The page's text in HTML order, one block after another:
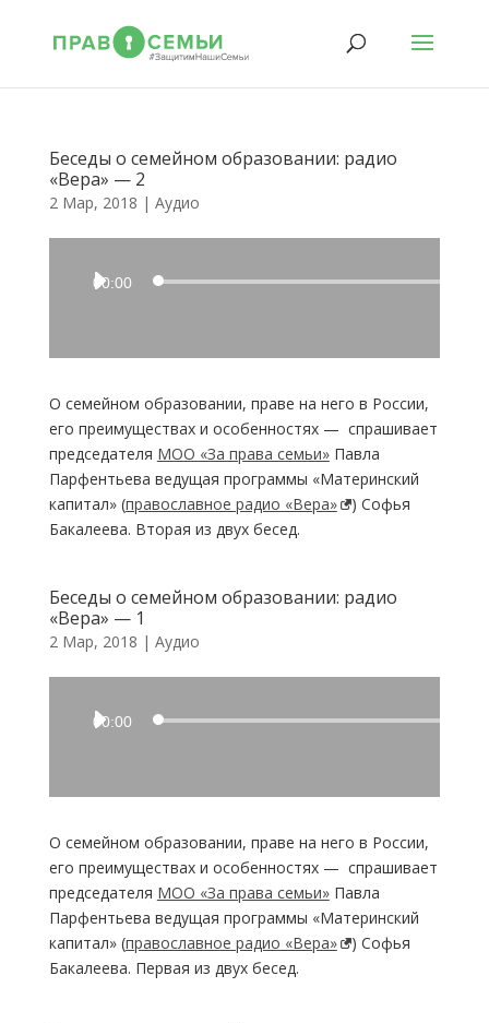
Беседы о семейном образовании: радио
«Вера» — 2
2 Мар, 2018 | Аудио
Аудиоплеер
00:00
О семейном образовании, праве на него в России,
его преимуществах и особенностях — спрашивает
председателя МОО «За права семьи»Павла
Парфентьева ведущая программы «Материнский
капитал» (православное радио «Вера»
) Софья
Бакалеева. Вторая из двух бесед.
Беседы о семейном образовании: радио
«Вера» — 1
2 Мар, 2018 | Аудио
Аудиоплеер
00:00
О семейном образовании, праве на него в России,
его преимуществах и особенностях — спрашивает
председателя МОО «За права семьи»Павла
Парфентьева ведущая программы «Материнский
капитал» (православное радио «Вера»
) Софья
Бакалеева. Первая из двух бесед.